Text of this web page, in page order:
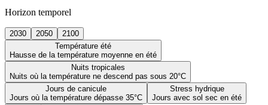
Horizon temporel
2030 2050
2100
Température été
Hausse de la température moyenne en été
Nuits tropicales
Nuits où la température ne descend pas sous 20°C
Jours de canicule
Jours où la température dépasse 35°C
Stress hydrique
Jours avec sol sec en été